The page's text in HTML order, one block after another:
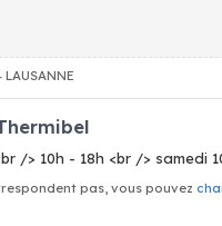
/> 10h - 18h <br /> samedi
pas, vous pouvez